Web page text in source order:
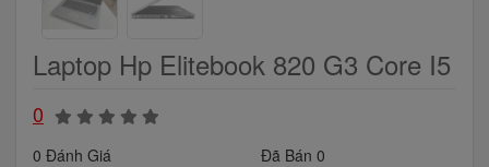
Laptop Hp Elitebook 820 G3 Core I5
0
0 Đánh Giá
Đã Bán 0